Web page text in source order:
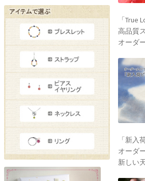
「True
高品質
オーダ
「新入
オーダ
新しい